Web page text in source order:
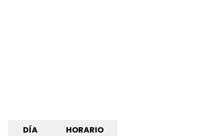
DÍA
HORARIO